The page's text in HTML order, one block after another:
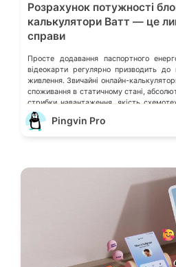
Розрахунок потужності
калькулятори Ватт — це
справи
Просте додавання паспортного
відеокарти регулярно призводить до
живлення. Звичайні онлайн-
споживання в статичному стані,
стрибки навантаження, якість
окремих лініях. Розберімо, які
визначають надійність системи
Pingvin Pro